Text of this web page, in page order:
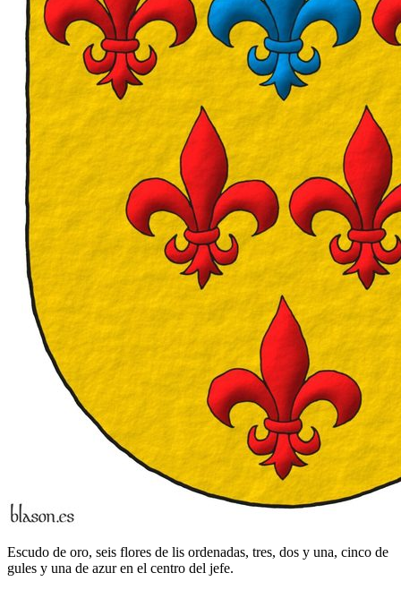
Escudo de oro, seis flores de lis ordenadas, tres, dos y una, cinco de
gules y una de azur en el centro del jefe.